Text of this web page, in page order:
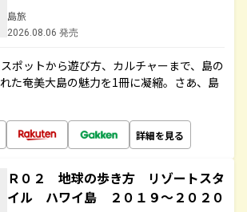
島旅
2026.08.06 発売
ポットから遊び方、カルチャーまで、島の
た奄美大島の魅力を1冊に凝縮。さあ、島
詳細を見る
Ｒ０２ 地球の歩き方 リゾートスタ
イル ハワイ島 ２０１９～２０２０